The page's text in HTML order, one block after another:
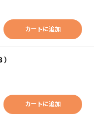
カートに追加
カートに追加